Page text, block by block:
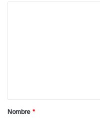
a
rNombre *